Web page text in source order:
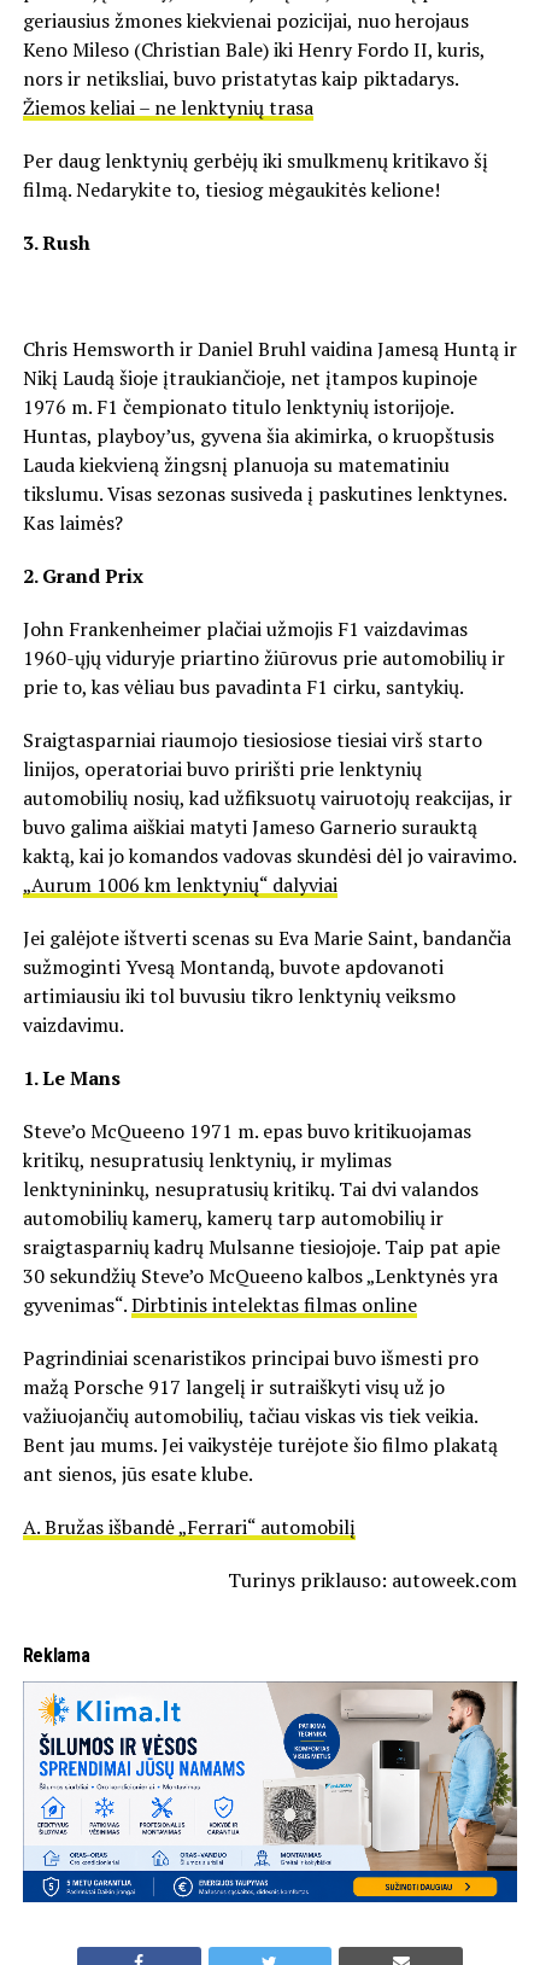
geriausius žmones kiekvienai pozicijai, nuo herojaus
Keno Mileso (Christian Bale) iki Henry Fordo II, kuris,
nors ir netiksliai, buvo pristatytas kaip piktadarys.
Žiemos keliai – ne lenktynių trasa
Per daug lenktynių gerbėjų iki smulkmenų kritikavo šį
filmą. Nedarykite to, tiesiog mėgaukitės kelione!
3. Rush
Chris Hemsworth ir Daniel Bruhl vaidina Jamesą Huntą ir
Nikį Laudą šioje įtraukiančioje, net įtampos kupinoje
1976 m. F1 čempionato titulo lenktynių istorijoje.
Huntas, playboy’us, gyvena šia akimirka, o kruopštusis
Lauda kiekvieną žingsnį planuoja su matematiniu
tikslumu. Visas sezonas susiveda į paskutines lenktynes.
Kas laimės?
2. Grand Prix
John Frankenheimer plačiai užmojis F1 vaizdavimas
1960-ųjų viduryje priartino žiūrovus prie automobilių ir
prie to, kas vėliau bus pavadinta F1 cirku, santykių.
Sraigtasparniai riaumojo tiesiosiose tiesiai virš starto
linijos, operatoriai buvo pririšti prie lenktynių
automobilių nosių, kad užfiksuotų vairuotojų reakcijas, ir
buvo galima aiškiai matyti Jameso Garnerio surauktą
kaktą, kai jo komandos vadovas skundėsi dėl jo vairavimo.
„Aurum 1006 km lenktynių“ dalyviai
Jei galėjote ištverti scenas su Eva Marie Saint, bandančia
sužmoginti Yvesą Montandą, buvote apdovanoti
artimiausiu iki tol buvusiu tikro lenktynių veiksmo
vaizdavimu.
1. Le Mans
Steve’o McQueeno 1971 m. epas buvo kritikuojamas
kritikų, nesupratusių lenktynių, ir mylimas
lenktynininkų, nesupratusių kritikų. Tai dvi valandos
automobilių kamerų, kamerų tarp automobilių ir
sraigtasparnių kadrų Mulsanne tiesiojoje. Taip pat apie
30 sekundžių Steve’o McQueeno kalbos „Lenktynės yra
gyvenimas“.Dirbtinis intelektas filmas online
Pagrindiniai scenaristikos principai buvo išmesti pro
mažą Porsche 917 langelį ir sutraiškyti visų už jo
važiuojančių automobilių, tačiau viskas vis tiek veikia.
Bent jau mums. Jei vaikystėje turėjote šio filmo plakatą
ant sienos, jūs esate klube.
A. Bružas išbandė „Ferrari“ automobilį
Turinys priklauso: autoweek.com
Reklama